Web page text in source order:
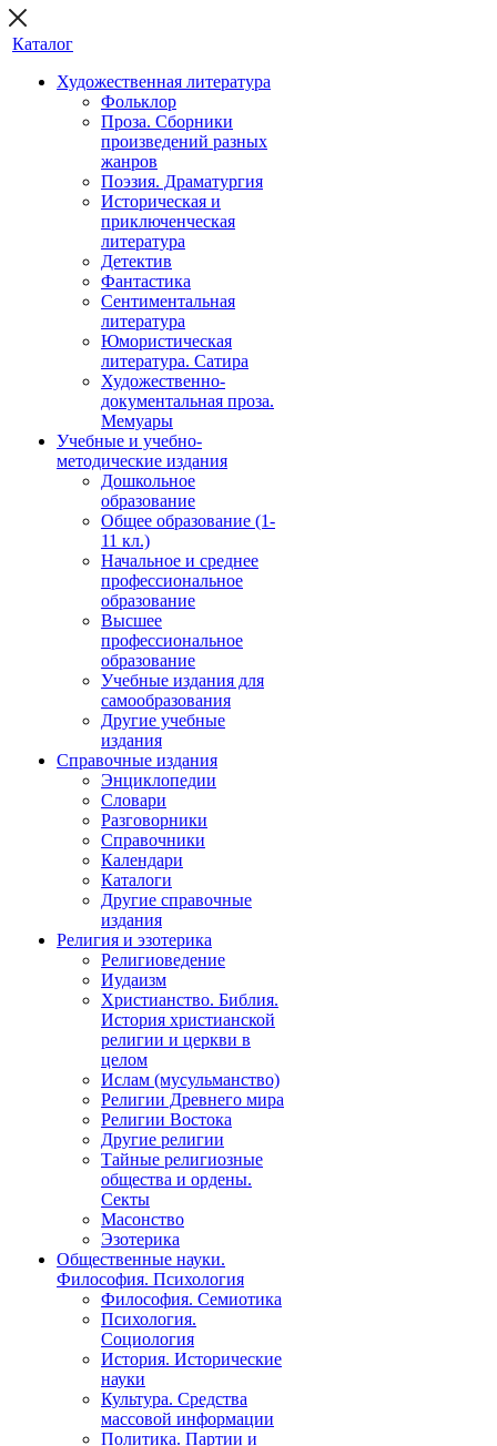
Каталог
Художественная литература
Фольклор
Проза. Сборники
произведений разных
жанров
Поэзия. Драматургия
Историческая и
приключенческая
литература
Детектив
Фантастика
Сентиментальная
литература
Юмористическая
литература. Сатира
Художественно-
документальная проза.
Мемуары
Учебные и учебно-
методические издания
Дошкольное
образование
Общее образование (1-
11 кл.)
Начальное и среднее
профессиональное
образование
Высшее
профессиональное
образование
Учебные издания для
самообразования
Другие учебные
издания
Справочные издания
Энциклопедии
Словари
Разговорники
Справочники
Календари
Каталоги
Другие справочные
издания
Религия и эзотерика
Религиоведение
Иудаизм
Христианство. Библия.
История христианской
религии и церкви в
целом
Ислам (мусульманство)
Религии Древнего мира
Религии Востока
Другие религии
Тайные религиозные
общества и ордены.
Секты
Масонство
Эзотерика
Общественные науки.
Философия. Психология
Философия. Семиотика
Психология.
Социология
История. Исторические
науки
Культура. Средства
массовой информации
Политика. Партии и